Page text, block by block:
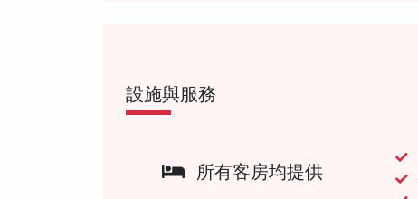
設施與服務
所有客房均提供